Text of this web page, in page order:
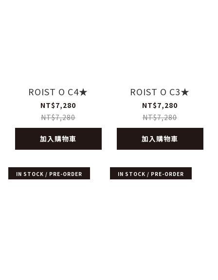
ROIST O C4★
NT$7,280
NT$7,280
加入購物車
ROIST O C3★
NT$7,280
NT$7,280
加入購物車
IN STOCK / PRE-ORDER IN STOCK / PRE-ORDER